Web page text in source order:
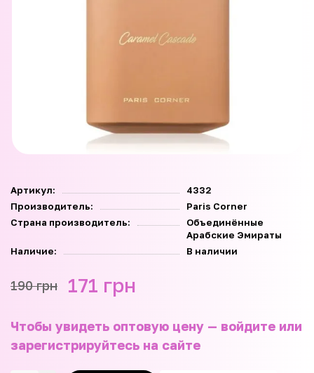
Артикул:
4332
Производитель:
Paris Corner
Страна производитель:
Объединённые
Арабские Эмираты
Наличие:
В наличии
190 грн 171 грн
Чтобы увидеть оптовую цену — войдите или
зарегистрируйтесь на сайте